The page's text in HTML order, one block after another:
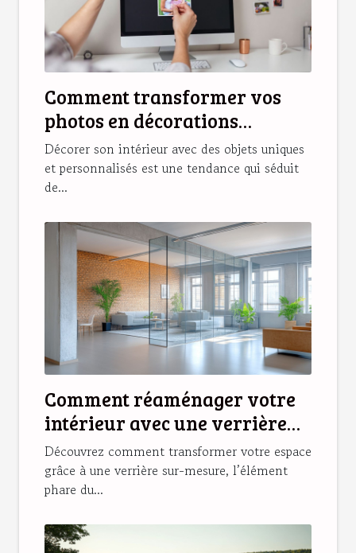
Comment transformer vos
photos en décorations
magnétiques originales ?
Décorer son intérieur avec des objets uniques
et personnalisés est une tendance qui séduit
de...
Comment réaménager votre
intérieur avec une verrière
sur-mesure ?
Découvrez comment transformer votre espace
grâce à une verrière sur-mesure, l’élément
phare du...